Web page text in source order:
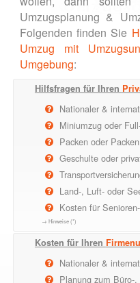
Umzugsplanung &
Folgenden finden Sie
Umzug mit
Umgebung:
Hilfsfragen für Ihren
Nationaler &
Miniumzug oder
Packen oder
Geschulte oder
Land-, Luft- oder
Kosten für
→ Hinweise (*)
Kosten für Ihren
Nationaler &
Planung zum Büro-